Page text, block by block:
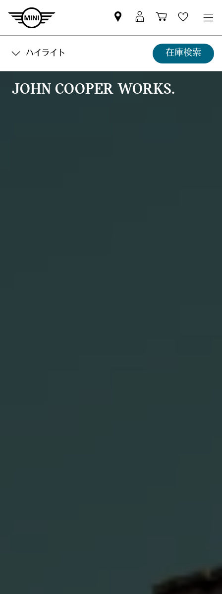
Mini
dealer
MyMini
login
Shopping
cart
Wishlist
ハイライト 在庫検索
JOHN COOPER WORKS.